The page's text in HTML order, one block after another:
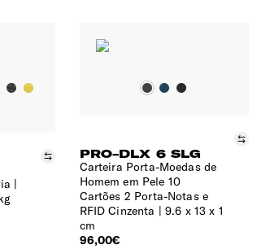
CompararPRO-DLX 6 SLG
Carteira Porta-Moedas de
Homem em Pele 10
Cartões 2 Porta-Notas e
RFID Cinzenta
9.6 x 13 x 1
cm
96,00€